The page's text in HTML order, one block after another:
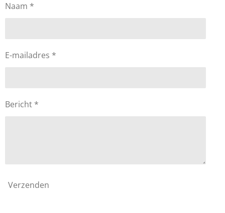
Naam *
E-mailadres *
Bericht *
Verzenden